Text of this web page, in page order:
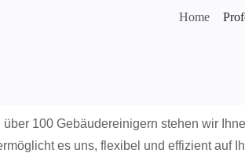
Home
über 100 Gebäudereinigern stehen wir
es uns, flexibel und effizient